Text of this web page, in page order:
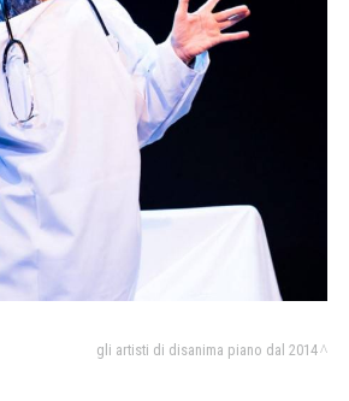
gli artisti di disanima piano dal 2014